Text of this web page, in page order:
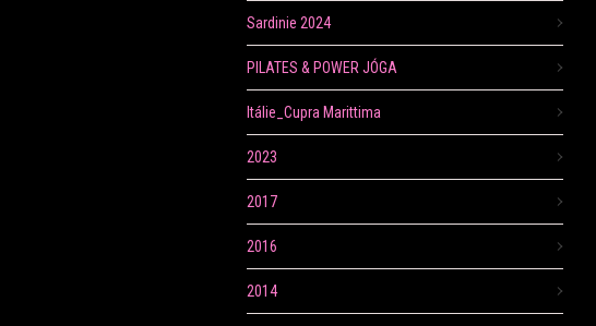
Sardinie 2024
PILATES & POWER JÓGA
Itálie_Cupra Marittima
2023
2017
2016
2014